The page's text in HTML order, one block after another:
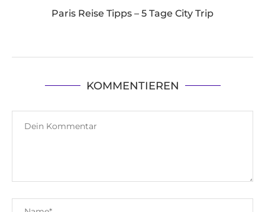
Paris Reise Tipps – 5 Tage City Trip
KOMMENTIEREN